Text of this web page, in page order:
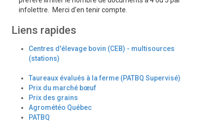
infolettre. Merci d'en tenir compte.
Liens rapides
Centres d'élevage bovin (CEB) - multisources
(stations)
Taureaux évalués à la ferme (PATBQ Supervisé)
Prix du marché bœuf
Prix des grains
Agrométéo Québec
PATBQ